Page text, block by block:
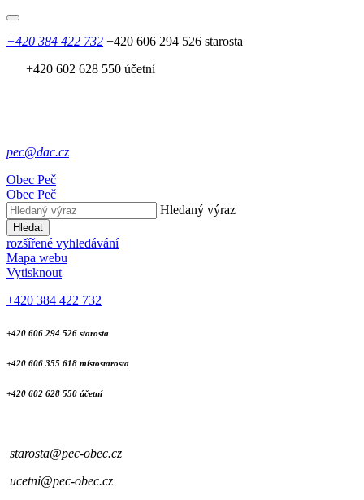
+420 384 422 732 +420 606 294 526 starosta
+420 602 628 550 účetní
pec@dac.cz
Obec Peč
Obec Peč
Hledaný výraz
Hledat
rozšířené vyhledávání
Mapa webu
Vytisknout
+420 384 422 732
+420 606 294 526 starosta
+420 606 355 618 místostarosta
+420 602 628 550 účetní
starosta@pec-obec.cz
ucetni@pec-obec.cz